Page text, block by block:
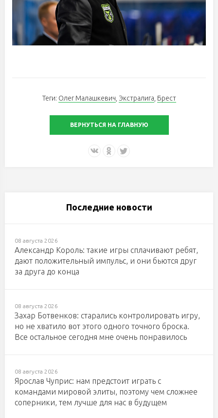
Теги: Олег Малашкевич, Экстралига, Брест
ВЕРНУТЬСЯ НА ГЛАВНУЮ
Последние новости
08 августа 2026
Александр Король: такие игры сплачивают ребят,
дают положительный импульс, и они бьются друг
за друга до конца
08 августа 2026
Захар Ботвенков: старались контролировать игру,
но не хватило вот этого одного точного броска.
Все остальное сегодня мне очень понравилось
08 августа 2026
Ярослав Чуприс: нам предстоит играть с
командами мировой элиты, поэтому чем сложнее
соперники, тем лучше для нас в будущем